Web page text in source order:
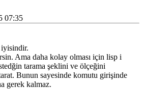
07:35
iyisindir.
Ama daha kolay olması için lisp i
tarama şeklini ve ölçeğini
Bunun sayesinde komutu girişinde
gerek kalmaz.